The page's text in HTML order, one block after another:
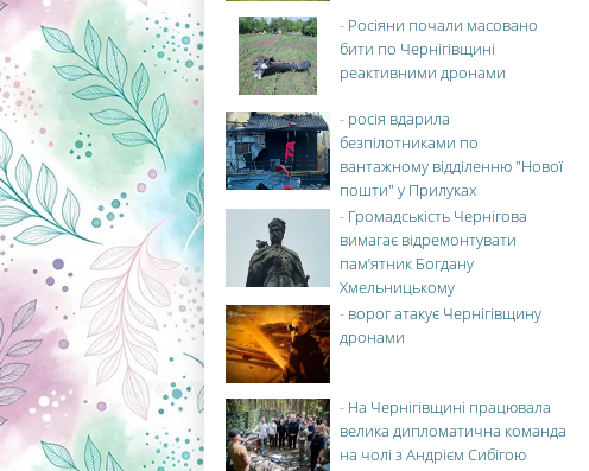
- Росіяни почали масовано
бити по Чернігівщині
реактивними дронами
- росія вдарила
безпілотниками по
вантажному відділенню "Нової
пошти" у Прилуках
- Громадськість Чернігова
вимагає відремонтувати
пам’ятник Богдану
Хмельницькому
- ворог атакує Чернігівщину
дронами
- На Чернігівщині працювала
велика дипломатична команда
на чолі з Андрієм Сибігою